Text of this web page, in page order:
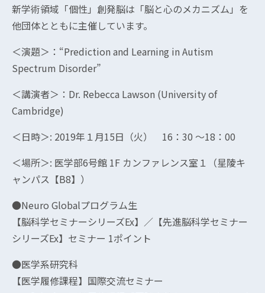
新学術領域「個性」創発脳は「脳と心のメカニズム」を
他団体とともに主催しています。
＜演題＞：“Prediction and Learning in Autism
Spectrum Disorder”
＜講演者＞：Dr. Rebecca Lawson (University of
Cambridge)
＜日時＞: 2019年１月15日（火） 16：30 ～18：00
＜場所＞: 医学部6号館 1F カンファレンス室１（星陵キ
ャンパス【B8】）
●Neuro Globalプログラム生
【脳科学セミナーシリーズEx】／【先進脳科学セミナー
シリーズEx】セミナー 1ポイント
●医学系研究科
【医学履修課程】国際交流セミナー